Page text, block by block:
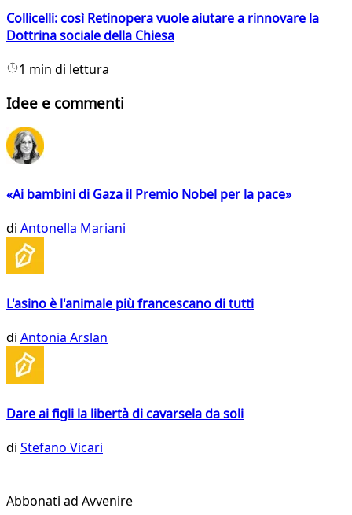
Collicelli: così Retinopera vuole aiutare a rinnovare la
Dottrina sociale della Chiesa
1 min di lettura
Idee e commenti
«Ai bambini di Gaza il Premio Nobel per la pace»
di Antonella Mariani
L'asino è l'animale più francescano di tutti
di Antonia Arslan
Dare ai figli la libertà di cavarsela da soli
di Stefano Vicari
Abbonati ad Avvenire